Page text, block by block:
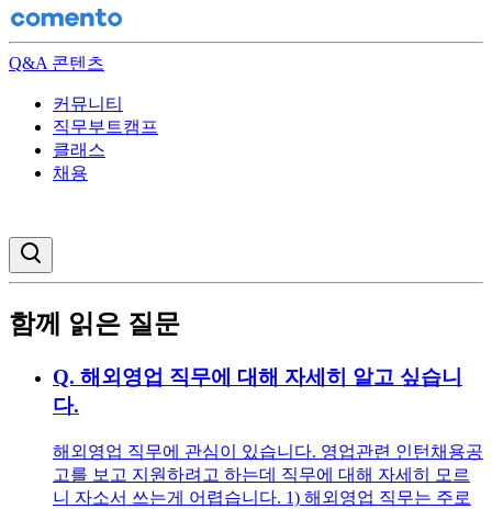
Q&A 콘텐츠
커뮤니티
직무부트캠프
클래스
채용
함께 읽은 질문
Q. 해외영업 직무에 대해 자세히 알고 싶습니
다.
해외영업 직무에 관심이 있습니다. 영업관련 인턴채용공
고를 보고 지원하려고 하는데 직무에 대해 자세히 모르
니 자소서 쓰는게 어렵습니다. 1) 해외영업 직무는 주로